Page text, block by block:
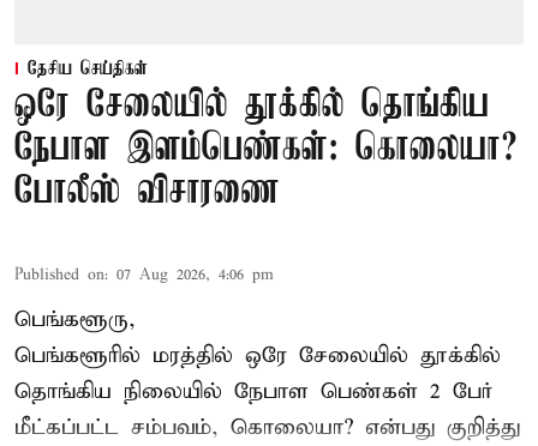
தேசிய செய்திகள்
ஒரே சேலையில் தூக்கில் தொங்கிய
நேபாள இளம்பெண்கள்: கொலையா?
போலீஸ் விசாரணை
Published on: 07 Aug 2026, 4:06 pm
பெங்களூரு,
பெங்களூரில் மரத்தில் ஒரே சேலையில் தூக்கில்
தொங்கிய நிலையில் நேபாள பெண்கள் 2 பேர்
மீட்கப்பட்ட சம்பவம், கொலையா? என்பது குறித்து